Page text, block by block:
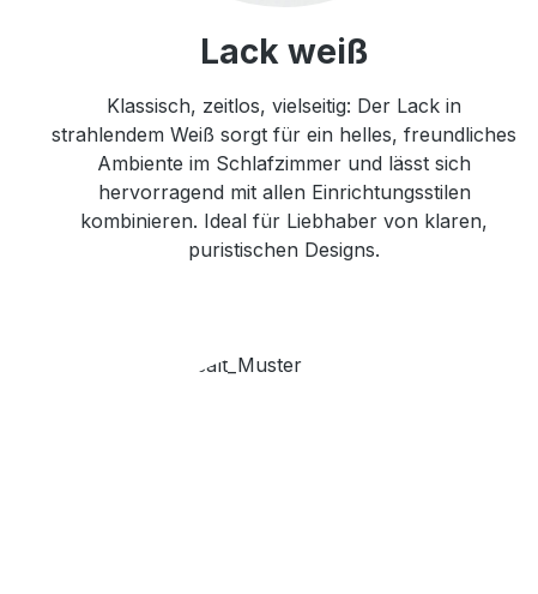
Lack weiß
Klassisch, zeitlos, vielseitig: Der Lack in
strahlendem Weiß sorgt für ein helles, freundliches
Ambiente im Schlafzimmer und lässt sich
hervorragend mit allen Einrichtungsstilen
kombinieren. Ideal für Liebhaber von klaren,
puristischen Designs.